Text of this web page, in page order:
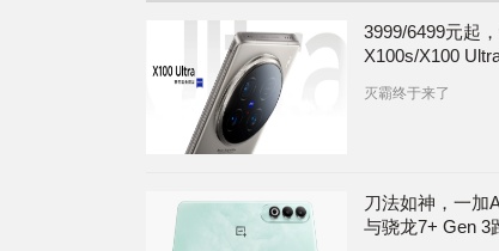
3999/6499元起
X100s/X100
灭霸终于来了
刀法如神，一加
与骁龙7+ Gen 3